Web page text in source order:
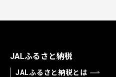
JALふるさと納税
JALふるさと納税とは